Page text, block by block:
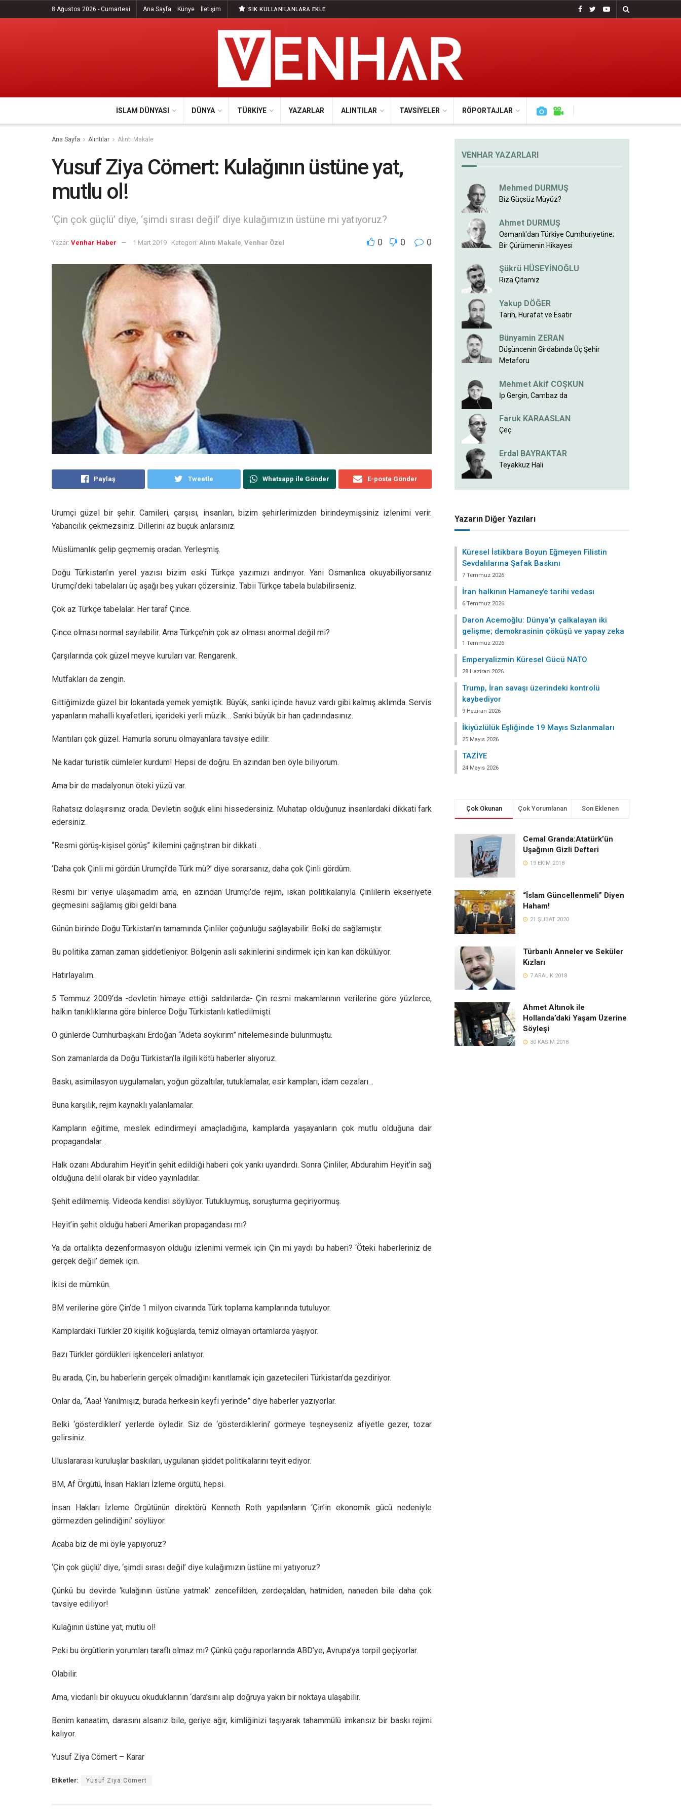
8 Ağustos 2026 - Cumartesi Ana Sayfa Künye İletişim SIK KULLANILANLARA EKLE
İSLAM DÜNYASI DÜNYA TÜRKIYE YAZARLAR ALINTILAR TAVSIYELER RÖPORTAJLAR
Ana Sayfa Alıntılar Alıntı Makale
Yusuf Ziya Cömert: Kulağının üstüne yat,
mutlu ol!
‘Çin çok güçlü’ diye, ‘şimdi sırası değil’ diye kulağımızın üstüne mi yatıyoruz?
Yazar: Venhar Haber 1 Mart 2019 Kategori: Alıntı Makale Venhar Özel 0 0 0
Paylaş Tweetle Whatsapp ile Gönder E-posta Gönder
Urumçi güzel bir şehir. Camileri, çarşısı, insanları, bizim şehirlerimizden birindeymişsiniz izlenimi verir.
Yabancılık çekmezsiniz. Dillerini az buçuk anlarsınız.
Müslümanlık gelip geçmemiş oradan. Yerleşmiş.
Doğu Türkistan’ın yerel yazısı bizim eski Türkçe yazımızı andırıyor. Yani Osmanlıca okuyabiliyorsanız
Urumçi’deki tabelaları üç aşağı beş yukarı çözersiniz. Tabii Türkçe tabela bulabilirseniz.
Çok az Türkçe tabelalar. Her taraf Çince.
Çince olması normal sayılabilir. Ama Türkçe’nin çok az olması anormal değil mi?
Çarşılarında çok güzel meyve kuruları var. Rengarenk.
Mutfakları da zengin.
Gittiğimizde güzel bir lokantada yemek yemiştik. Büyük, sanki içinde havuz vardı gibi kalmış aklımda. Servis
yapanların mahalli kıyafetleri, içerideki yerli müzik… Sanki büyük bir han çadırındasınız.
Mantıları çok güzel. Hamurla sorunu olmayanlara tavsiye edilir.
Ne kadar turistik cümleler kurdum! Hepsi de doğru. En azından ben öyle biliyorum.
Ama bir de madalyonun öteki yüzü var.
Rahatsız dolaşırsınız orada. Devletin soğuk elini hissedersiniz. Muhatap olduğunuz insanlardaki dikkati fark
edersiniz.
“Resmi görüş-kişisel görüş” ikilemini çağrıştıran bir dikkati…
‘Daha çok Çinli mi gördün Urumçi’de Türk mü?’ diye sorarsanız, daha çok Çinli gördüm.
Resmi bir veriye ulaşamadım ama, en azından Urumçi’de rejim, iskan politikalarıyla Çinlilerin ekseriyete
geçmesini sağlamış gibi geldi bana.
Günün birinde Doğu Türkistan’ın tamamında Çinliler çoğunluğu sağlayabilir. Belki de sağlamıştır.
Bu politika zaman zaman şiddetleniyor. Bölgenin asli sakinlerini sindirmek için kan kan dökülüyor.
Hatırlayalım.
5 Temmuz 2009’da -devletin himaye ettiği saldırılarda- Çin resmi makamlarının verilerine göre yüzlerce,
halkın tanıklıklarına göre binlerce Doğu Türkistanlı katledilmişti.
O günlerde Cumhurbaşkanı Erdoğan “Adeta soykırım” nitelemesinde bulunmuştu.
Son zamanlarda da Doğu Türkistan’la ilgili kötü haberler alıyoruz.
Baskı, asimilasyon uygulamaları, yoğun gözaltılar, tutuklamalar, esir kampları, idam cezaları…
Buna karşılık, rejim kaynaklı yalanlamalar.
Kampların eğitime, meslek edindirmeyi amaçladığına, kamplarda yaşayanların çok mutlu olduğuna dair
propagandalar…
Halk ozanı Abdurahim Heyit’in şehit edildiği haberi çok yankı uyandırdı. Sonra Çinliler, Abdurahim Heyit’in sağ
olduğuna delil olarak bir video yayınladılar.
Şehit edilmemiş. Videoda kendisi söylüyor. Tutukluymuş, soruşturma geçiriyormuş.
Heyit’in şehit olduğu haberi Amerikan propagandası mı?
Ya da ortalıkta dezenformasyon olduğu izlenimi vermek için Çin mi yaydı bu haberi? ‘Öteki haberleriniz de
gerçek değil’ demek için.
İkisi de mümkün.
BM verilerine göre Çin’de 1 milyon civarında Türk toplama kamplarında tutuluyor.
Kamplardaki Türkler 20 kişilik koğuşlarda, temiz olmayan ortamlarda yaşıyor.
Bazı Türkler gördükleri işkenceleri anlatıyor.
Bu arada, Çin, bu haberlerin gerçek olmadığını kanıtlamak için gazetecileri Türkistan’da gezdiriyor.
Onlar da, “Aaa! Yanılmışız, burada herkesin keyfi yerinde” diye haberler yazıyorlar.
Belki ‘gösterdikleri’ yerlerde öyledir. Siz de ‘gösterdiklerini’ görmeye teşneyseniz afiyetle gezer, tozar
gelirsiniz.
Uluslararası kuruluşlar baskıları, uygulanan şiddet politikalarını teyit ediyor.
BM, Af Örgütü, İnsan Hakları İzleme örgütü, hepsi.
İnsan Hakları İzleme Örgütünün direktörü Kenneth Roth yapılanların ‘Çin’in ekonomik gücü nedeniyle
görmezden gelindiğini’ söylüyor.
Acaba biz de mi öyle yapıyoruz?
‘Çin çok güçlü’ diye, ‘şimdi sırası değil’ diye kulağımızın üstüne mi yatıyoruz?
Çünkü bu devirde ‘kulağının üstüne yatmak’ zencefilden, zerdeçaldan, hatmiden, naneden bile daha çok
tavsiye ediliyor!
Kulağının üstüne yat, mutlu ol!
Peki bu örgütlerin yorumları taraflı olmaz mı? Çünkü çoğu raporlarında ABD’ye, Avrupa’ya torpil geçiyorlar.
Olabilir.
Ama, vicdanlı bir okuyucu okuduklarının ‘dara’sını alıp doğruya yakın bir noktaya ulaşabilir.
Benim kanaatim, darasını alsanız bile, geriye ağır, kimliğinizi taşıyarak tahammülü imkansız bir baskı rejimi
kalıyor.
Yusuf Ziya Cömert – Karar
Etiketler: Yusuf Ziya Cömert
VENHAR YAZARLARI
Mehmed DURMUŞ
Biz Güçsüz Müyüz?
Ahmet DURMUŞ
Osmanlı'dan Türkiye Cumhuriyetine;
Bir Çürümenin Hikayesi
Şükrü HÜSEYİNOĞLU
Rıza Çıtamız
Yakup DÖĞER
Tarih, Hurafat ve Esatir
Bünyamin ZERAN
Düşüncenin Girdabında Üç Şehir
Metaforu
Mehmet Akif COŞKUN
İp Gergin, Cambaz da
Faruk KARAASLAN
Çeç
Erdal BAYRAKTAR
Teyakkuz Hali
Yazarın Diğer Yazıları
Küresel İstikbara Boyun Eğmeyen Filistin
Sevdalılarına Şafak Baskını
7 Temmuz 2026
İran halkının Hamaney’e tarihi vedası
6 Temmuz 2026
Daron Acemoğlu: Dünya’yı çalkalayan iki
gelişme; demokrasinin çöküşü ve yapay zeka
1 Temmuz 2026
Emperyalizmin Küresel Gücü NATO
28 Haziran 2026
Trump, İran savaşı üzerindeki kontrolü
kaybediyor
9 Haziran 2026
İkiyüzlülük Eşliğinde 19 Mayıs Sızlanmaları
25 Mayıs 2026
TAZİYE
24 Mayıs 2026
Çok Okunan Çok Yorumlanan Son Eklenen
Cemal Granda:Atatürk’ün
Uşağının Gizli Defteri
19 EKIM 2018
“İslam Güncellenmeli” Diyen
Haham!
21 ŞUBAT 2020
Türbanlı Anneler ve Seküler
Kızları
7 ARALIK 2018
Ahmet Altınok ile
Hollanda’daki Yaşam Üzerine
Söyleşi
30 KASIM 2018